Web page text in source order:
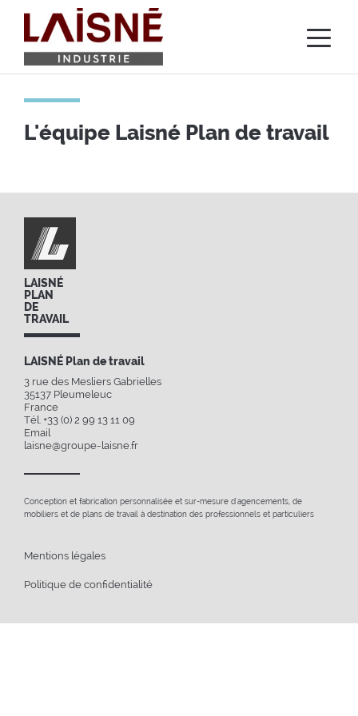
principal
L'équipe Laisné Plan de travail
LAISNÉ
PLAN
DE
TRAVAIL
LAISNÉ Plan de travail
3 rue des Mesliers Gabrielles
35137 Pleumeleuc
France
Tél. +33 (0) 2 99 13 11 09
Email
laisne@groupe-laisne.fr
Conception et fabrication personnalisée et sur-mesure d'agencements, de
mobiliers et de plans de travail à destination des professionnels et particuliers
Mentions légales
Politique de confidentialité